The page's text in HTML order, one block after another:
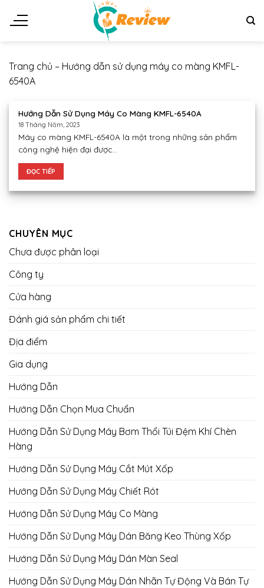
đến
Trang chủ – Hướng dẫn sử dụng máy co màng KMFL-
6540A
Hướng Dẫn Sử Dụng Máy Co Màng KMFL-6540A
18 Tháng Năm, 2023
Máy co màng KMFL-6540A là một trong những sản phẩm
công nghệ hiện đại được...
ĐỌC TIẾP
CHUYÊN MỤC
Chưa được phân loại
Công ty
Cửa hàng
Đánh giá sản phẩm chi tiết
Địa điểm
Gia dụng
Hướng Dẫn
Hướng Dẫn Chọn Mua Chuẩn
Hướng Dẫn Sử Dụng Máy Bơm Thổi Túi Đệm Khí Chèn
Hàng
Hướng Dẫn Sử Dụng Máy Cắt Mút Xốp
Hướng Dẫn Sử Dụng Máy Chiết Rót
Hướng Dẫn Sử Dụng Máy Co Màng
Hướng Dẫn Sử Dụng Máy Dán Băng Keo Thùng Xốp
Hướng Dẫn Sử Dụng Máy Dán Màn Seal
Hướng Dẫn Sử Dụng Máy Dán Nhãn Tự Động Và Bán Tự